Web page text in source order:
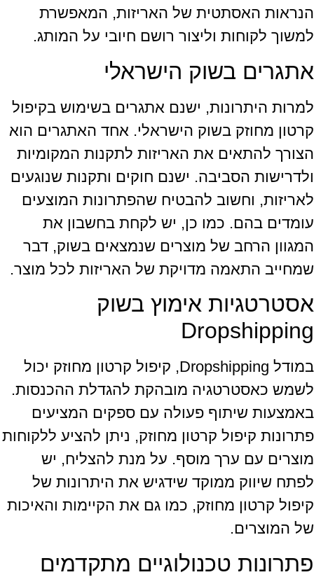
הנראות האסתטית של האריזות, המאפשרת
למשוך לקוחות וליצור רושם חיובי על המותג.
אתגרים בשוק הישראלי
למרות היתרונות, ישנם אתגרים בשימוש בקיפול
קרטון מחוזק בשוק הישראלי. אחד האתגרים הוא
הצורך להתאים את האריזות לתקנות המקומיות
ולדרישות הסביבה. ישנם חוקים ותקנות שנוגעים
לאריזות, וחשוב להבטיח שהפתרונות המוצעים
עומדים בהם. כמו כן, יש לקחת בחשבון את
המגוון הרחב של מוצרים שנמצאים בשוק, דבר
שמחייב התאמה מדויקת של האריזות לכל מוצר.
אסטרטגיות אימוץ בשוק
Dropshipping
במודל Dropshipping, קיפול קרטון מחוזק יכול
לשמש כאסטרטגיה מובהקת להגדלת ההכנסות.
באמצעות שיתוף פעולה עם ספקים המציעים
פתרונות קיפול קרטון מחוזק, ניתן להציע ללקוחות
מוצרים עם ערך מוסף. על מנת להצליח, יש
לפתח שיווק ממוקד שידגיש את היתרונות של
קיפול קרטון מחוזק, כמו גם את הקיימות והאיכות
של המוצרים.
פתרונות טכנולוגיים מתקדמים